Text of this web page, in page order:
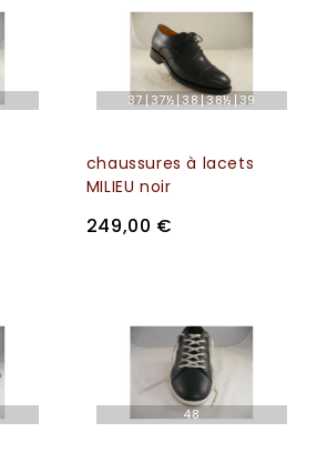
37 37½ 38 38½ 39
chaussures à lacets
MILIEU noir
249,00 €
48